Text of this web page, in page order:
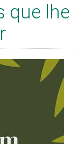
que lhe